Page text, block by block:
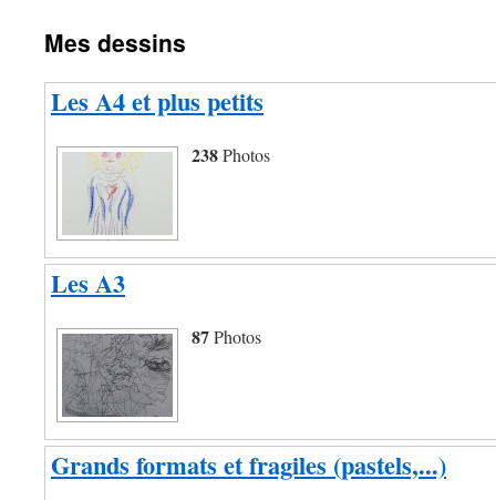
Mes dessins
Les A4 et plus petits
238Photos
Les A3
87Photos
Grands formats et fragiles (pastels,...)